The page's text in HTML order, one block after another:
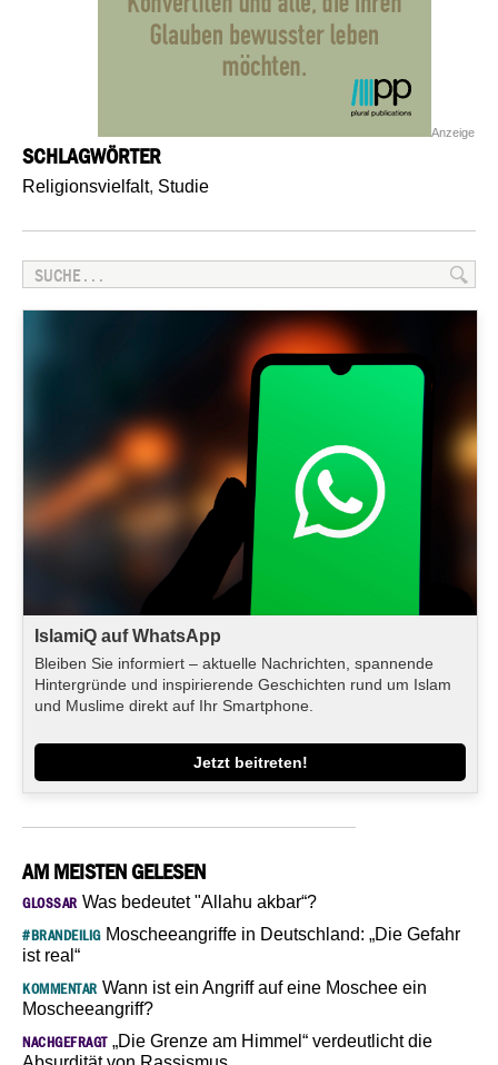
Anzeige
SCHLAGWÖRTER
Religionsvielfalt, Studie
IslamiQ auf WhatsApp
Bleiben Sie informiert – aktuelle Nachrichten, spannende
Hintergründe und inspirierende Geschichten rund um Islam
und Muslime direkt auf Ihr Smartphone.
Jetzt beitreten!
AM MEISTEN GELESEN
GLOSSAR Was bedeutet "Allahu akbar“?
#BRANDEILIGMoscheeangriffe in Deutschland: „Die Gefahr
ist real“
KOMMENTAR Wann ist ein Angriff auf eine Moschee ein
Moscheeangriff?
NACHGEFRAGT„Die Grenze am Himmel“ verdeutlicht die